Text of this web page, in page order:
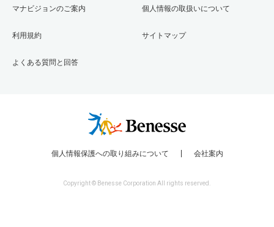
マナビジョンのご案内
利用規約
よくある質問と回答
個人情報の取扱いについて
サイトマップ
個人情報保護への取り組みについて 会社案内
Copyright © Benesse Corporation All rights reserved.